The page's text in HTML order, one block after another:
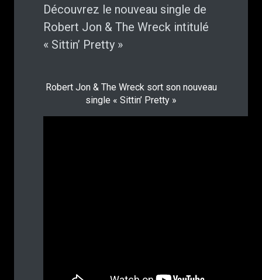
Découvrez le nouveau single de
Robert Jon & The Wreck intitulé
« Sittin’ Pretty »
Robert Jon & The Wreck sort son nouveau
single « Sittin’ Pretty »